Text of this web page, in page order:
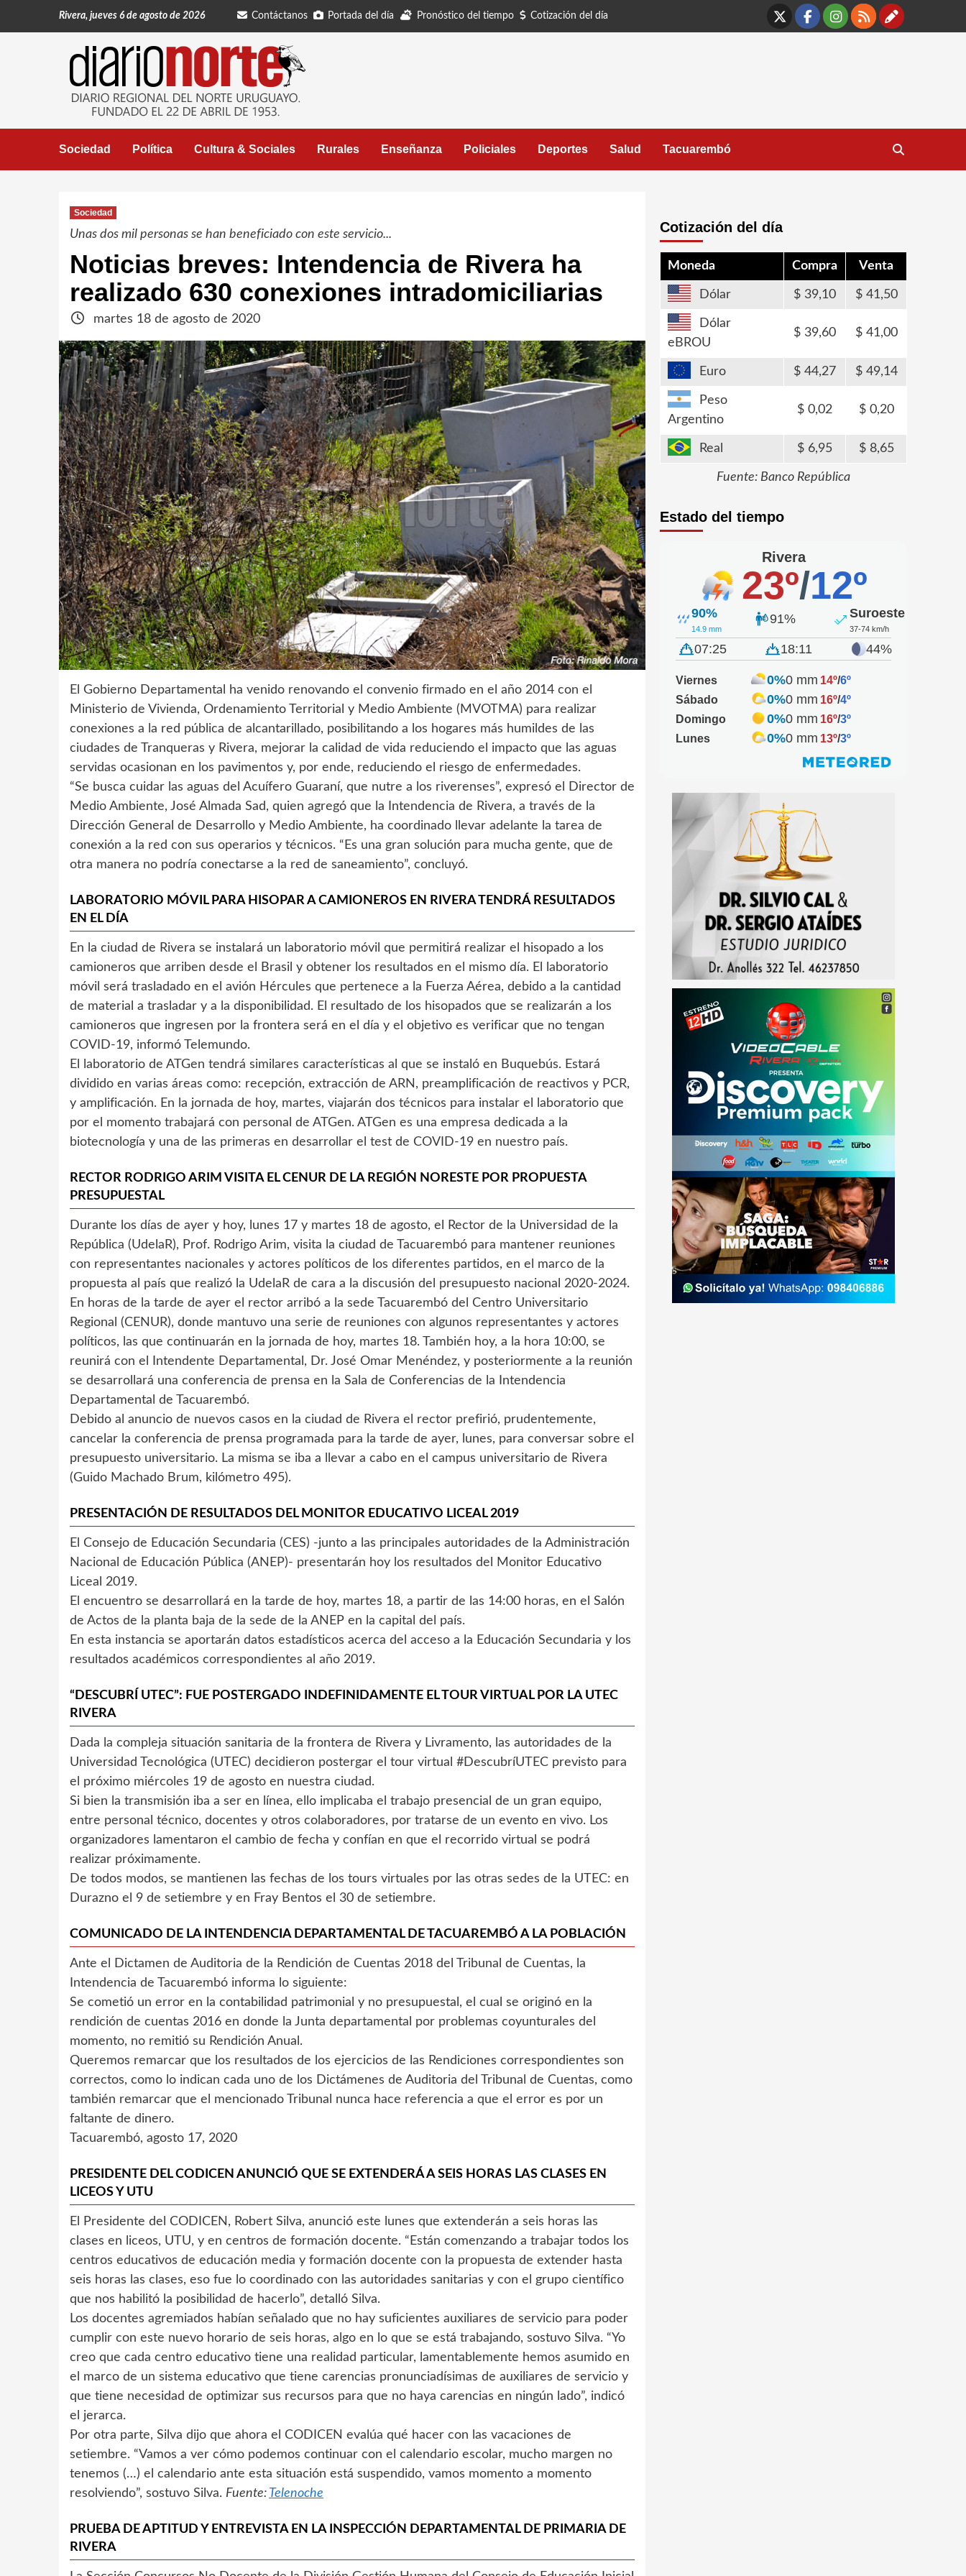
Rivera, jueves 6 de agosto de 2026 Contáctanos Portada del día Pronóstico del tiempo Cotización del día
X Facebook
Instagram
RSS
Sociedad Política Cultura & Sociales Rurales Enseñanza Policiales Deportes Salud Tacuarembó
Sociedad
Unas dos mil personas se han beneficiado con este servicio...
Noticias breves: Intendencia de Rivera ha
realizado 630 conexiones intradomiciliarias
martes 18 de agosto de 2020
El Gobierno Departamental ha venido renovando el convenio firmado en el año 2014 con el
Ministerio de Vivienda, Ordenamiento Territorial y Medio Ambiente (MVOTMA) para realizar
conexiones a la red pública de alcantarillado, posibilitando a los hogares más humildes de las
ciudades de Tranqueras y Rivera, mejorar la calidad de vida reduciendo el impacto que las aguas
servidas ocasionan en los pavimentos y, por ende, reduciendo el riesgo de enfermedades.
“Se busca cuidar las aguas del Acuífero Guaraní, que nutre a los riverenses”, expresó el Director de
Medio Ambiente, José Almada Sad, quien agregó que la Intendencia de Rivera, a través de la
Dirección General de Desarrollo y Medio Ambiente, ha coordinado llevar adelante la tarea de
conexión a la red con sus operarios y técnicos. “Es una gran solución para mucha gente, que de
otra manera no podría conectarse a la red de saneamiento”, concluyó.
LABORATORIO MÓVIL PARA HISOPAR A CAMIONEROS EN RIVERA TENDRÁ RESULTADOS
EN EL DÍA
En la ciudad de Rivera se instalará un laboratorio móvil que permitirá realizar el hisopado a los
camioneros que arriben desde el Brasil y obtener los resultados en el mismo día. El laboratorio
móvil será trasladado en el avión Hércules que pertenece a la Fuerza Aérea, debido a la cantidad
de material a trasladar y a la disponibilidad. El resultado de los hisopados que se realizarán a los
camioneros que ingresen por la frontera será en el día y el objetivo es verificar que no tengan
COVID-19, informó Telemundo.
El laboratorio de ATGen tendrá similares características al que se instaló en Buquebús. Estará
dividido en varias áreas como: recepción, extracción de ARN, preamplificación de reactivos y PCR,
y amplificación. En la jornada de hoy, martes, viajarán dos técnicos para instalar el laboratorio que
por el momento trabajará con personal de ATGen. ATGen es una empresa dedicada a la
biotecnología y una de las primeras en desarrollar el test de COVID-19 en nuestro país.
RECTOR RODRIGO ARIM VISITA EL CENUR DE LA REGIÓN NORESTE POR PROPUESTA
PRESUPUESTAL
Durante los días de ayer y hoy, lunes 17 y martes 18 de agosto, el Rector de la Universidad de la
República (UdelaR), Prof. Rodrigo Arim, visita la ciudad de Tacuarembó para mantener reuniones
con representantes nacionales y actores políticos de los diferentes partidos, en el marco de la
propuesta al país que realizó la UdelaR de cara a la discusión del presupuesto nacional 2020-2024.
En horas de la tarde de ayer el rector arribó a la sede Tacuarembó del Centro Universitario
Regional (CENUR), donde mantuvo una serie de reuniones con algunos representantes y actores
políticos, las que continuarán en la jornada de hoy, martes 18. También hoy, a la hora 10:00, se
reunirá con el Intendente Departamental, Dr. José Omar Menéndez, y posteriormente a la reunión
se desarrollará una conferencia de prensa en la Sala de Conferencias de la Intendencia
Departamental de Tacuarembó.
Debido al anuncio de nuevos casos en la ciudad de Rivera el rector prefirió, prudentemente,
cancelar la conferencia de prensa programada para la tarde de ayer, lunes, para conversar sobre el
presupuesto universitario. La misma se iba a llevar a cabo en el campus universitario de Rivera
(Guido Machado Brum, kilómetro 495).
PRESENTACIÓN DE RESULTADOS DEL MONITOR EDUCATIVO LICEAL 2019
El Consejo de Educación Secundaria (CES) -junto a las principales autoridades de la Administración
Nacional de Educación Pública (ANEP)- presentarán hoy los resultados del Monitor Educativo
Liceal 2019.
El encuentro se desarrollará en la tarde de hoy, martes 18, a partir de las 14:00 horas, en el Salón
de Actos de la planta baja de la sede de la ANEP en la capital del país.
En esta instancia se aportarán datos estadísticos acerca del acceso a la Educación Secundaria y los
resultados académicos correspondientes al año 2019.
“DESCUBRÍ UTEC”: FUE POSTERGADO INDEFINIDAMENTE EL TOUR VIRTUAL POR LA UTEC
RIVERA
Dada la compleja situación sanitaria de la frontera de Rivera y Livramento, las autoridades de la
Universidad Tecnológica (UTEC) decidieron postergar el tour virtual #DescubríUTEC previsto para
el próximo miércoles 19 de agosto en nuestra ciudad.
Si bien la transmisión iba a ser en línea, ello implicaba el trabajo presencial de un gran equipo,
entre personal técnico, docentes y otros colaboradores, por tratarse de un evento en vivo. Los
organizadores lamentaron el cambio de fecha y confían en que el recorrido virtual se podrá
realizar próximamente.
De todos modos, se mantienen las fechas de los tours virtuales por las otras sedes de la UTEC: en
Durazno el 9 de setiembre y en Fray Bentos el 30 de setiembre.
COMUNICADO DE LA INTENDENCIA DEPARTAMENTAL DE TACUAREMBÓ A LA POBLACIÓN
Ante el Dictamen de Auditoria de la Rendición de Cuentas 2018 del Tribunal de Cuentas, la
Intendencia de Tacuarembó informa lo siguiente:
Se cometió un error en la contabilidad patrimonial y no presupuestal, el cual se originó en la
rendición de cuentas 2016 en donde la Junta departamental por problemas coyunturales del
momento, no remitió su Rendición Anual.
Queremos remarcar que los resultados de los ejercicios de las Rendiciones correspondientes son
correctos, como lo indican cada uno de los Dictámenes de Auditoria del Tribunal de Cuentas, como
también remarcar que el mencionado Tribunal nunca hace referencia a que el error es por un
faltante de dinero.
Tacuarembó, agosto 17, 2020
PRESIDENTE DEL CODICEN ANUNCIÓ QUE SE EXTENDERÁ A SEIS HORAS LAS CLASES EN
LICEOS Y UTU
El Presidente del CODICEN, Robert Silva, anunció este lunes que extenderán a seis horas las
clases en liceos, UTU, y en centros de formación docente. “Están comenzando a trabajar todos los
centros educativos de educación media y formación docente con la propuesta de extender hasta
seis horas las clases, eso fue lo coordinado con las autoridades sanitarias y con el grupo científico
que nos habilitó la posibilidad de hacerlo”, detalló Silva.
Los docentes agremiados habían señalado que no hay suficientes auxiliares de servicio para poder
cumplir con este nuevo horario de seis horas, algo en lo que se está trabajando, sostuvo Silva. “Yo
creo que cada centro educativo tiene una realidad particular, lamentablemente hemos asumido en
el marco de un sistema educativo que tiene carencias pronunciadísimas de auxiliares de servicio y
que tiene necesidad de optimizar sus recursos para que no haya carencias en ningún lado”, indicó
el jerarca.
Por otra parte, Silva dijo que ahora el CODICEN evalúa qué hacer con las vacaciones de
setiembre. “Vamos a ver cómo podemos continuar con el calendario escolar, mucho margen no
tenemos (…) el calendario ante esta situación está suspendido, vamos momento a momento
resolviendo”, sostuvo Silva. Fuente: Telenoche
PRUEBA DE APTITUD Y ENTREVISTA EN LA INSPECCIÓN DEPARTAMENTAL DE PRIMARIA DE
RIVERA
Cotización del día
Moneda Compra Venta
Dólar 39,10 41,50
Dólar
eBROU
39,60 41,00
Euro 44,27 49,14
Peso
Argentino
0,02 0,20
Real 6,95 8,65
Fuente: Banco República
Estado del tiempo
Rivera
23º/12º
90%
14.9 mm
91% Suroeste
37-74 km/h
07:25 18:11 44%
Viernes 0%0 mm 14º/6º
Sábado
0%0 mm 16º/4º
Domingo
0%0 mm 16º/3º
Lunes
0%0 mm 13º/3º